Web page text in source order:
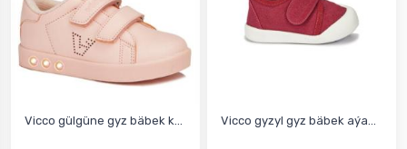
Vicco gülgüne gyz bäbek k... Vicco gyzyl gyz bäbek aýa...